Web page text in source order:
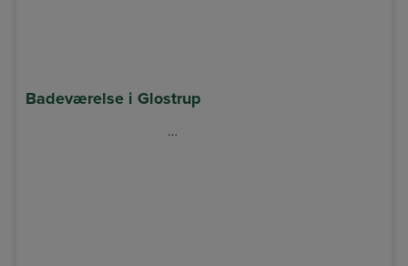
Badeværelse i Glostrup
…